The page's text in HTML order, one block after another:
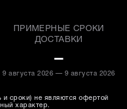
ПРИМЕРНЫЕ СРОКИ
ДОСТАВКИ
–
9 августа 2026 — 9 августа 2026
и сроки) не являются офертой
характер.